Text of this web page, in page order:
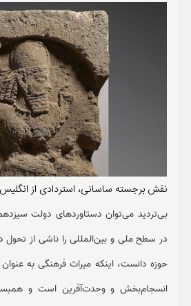
نقش برجسته ساسانی، استردادی از انگلیس
بی‌تردید می‌توان دستاوردهای دولت
در سطح ملی و بین‌المللی را ناشی از تحول
حوزه دانست، اینکه میراث فرهنگی به
انسجام‌بخش و وحدت‌آفرین است و